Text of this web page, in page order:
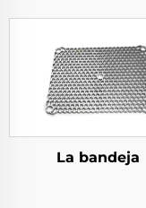
La bandeja